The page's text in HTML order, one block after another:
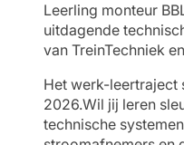
Leerling monteur
uitdagende
van TreinTechniek
Het werk-leertraject
2026.Wil jij leren
technische